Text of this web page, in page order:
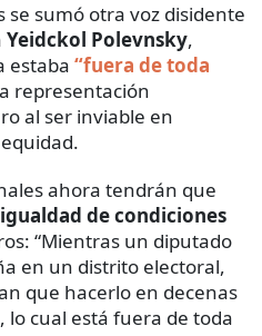
se sumó otra voz disidente
Yeidckol Polevnsky,
estaba “fuera de toda
representación
al ser inviable en
ahora tendrán que
de condiciones
“Mientras un diputado
en un distrito electoral,
que hacerlo en decenas
lo cual está fuera de toda